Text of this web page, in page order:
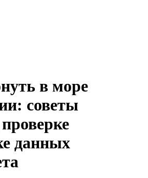
в море
советы
данных